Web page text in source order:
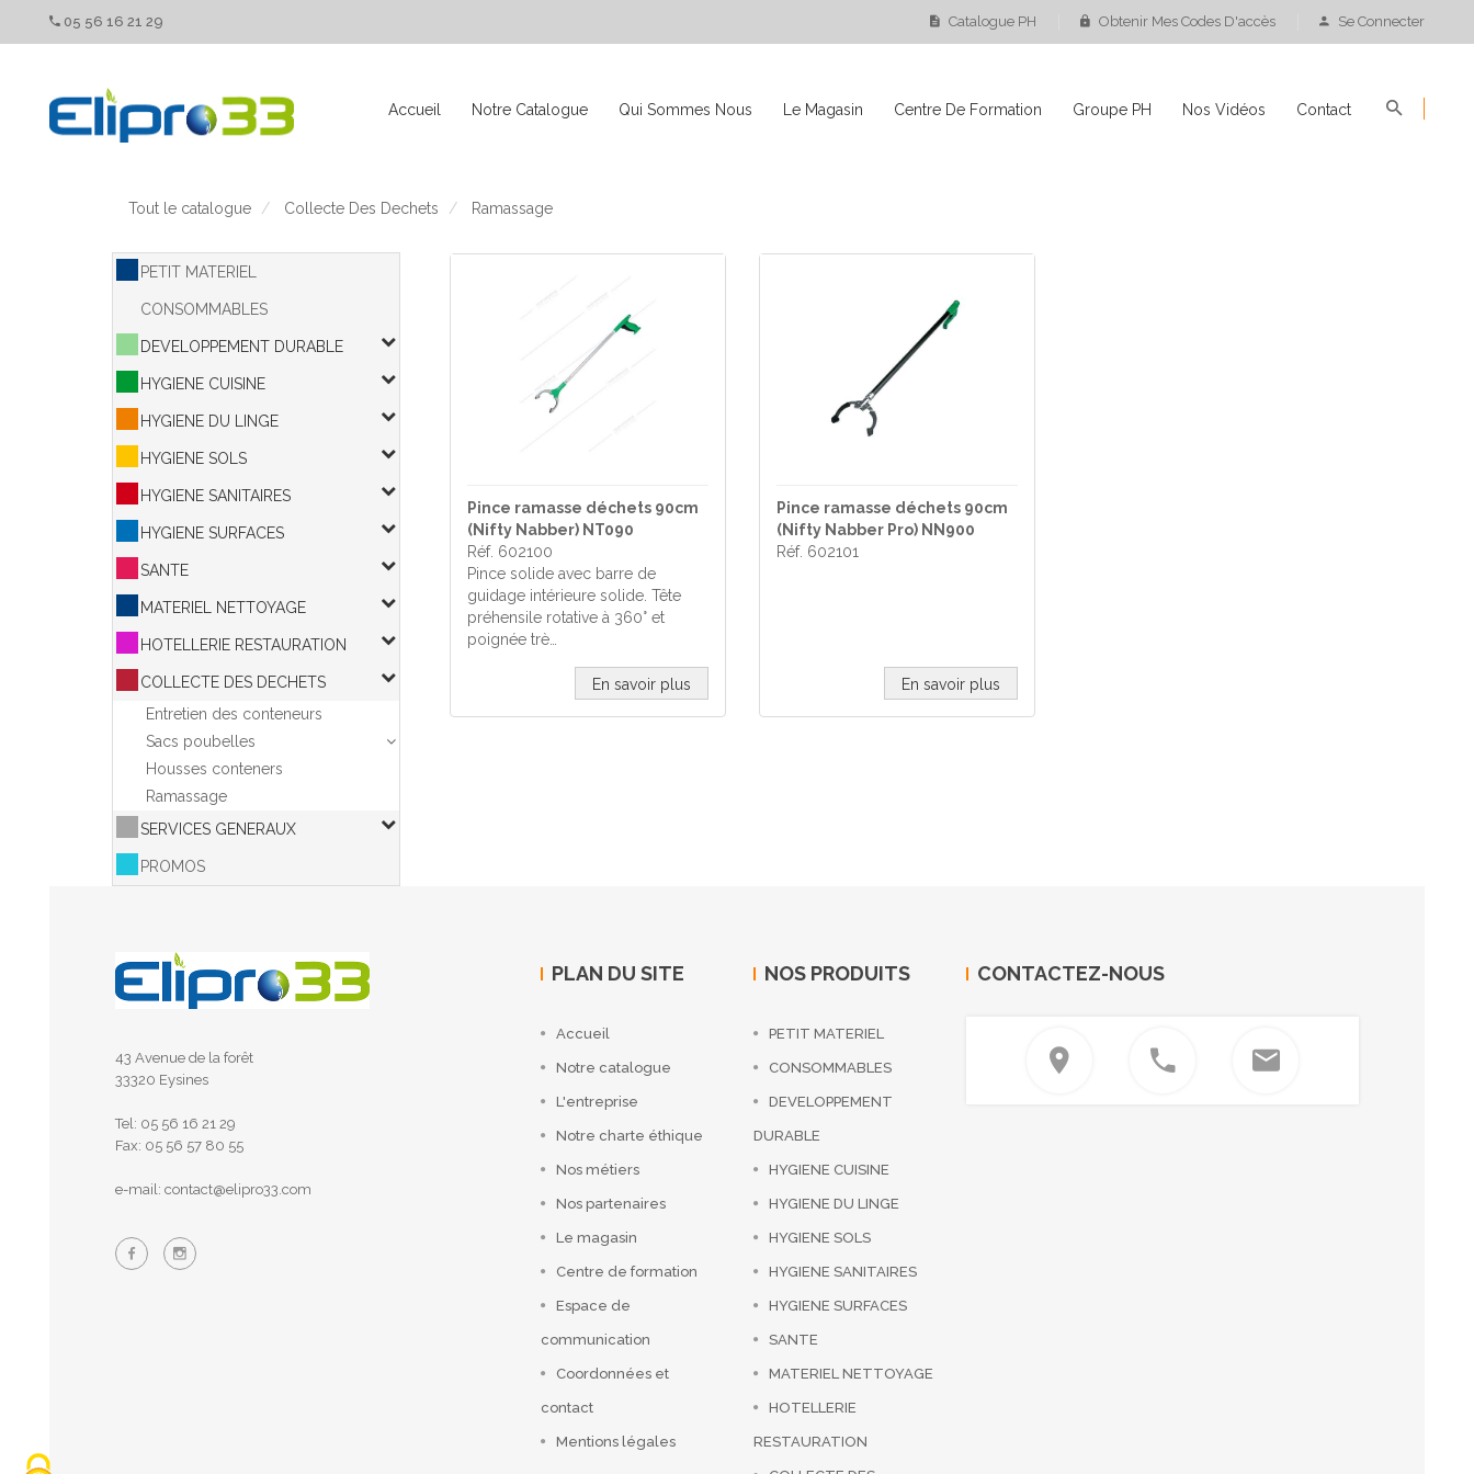
05 56 16 21 29 Catalogue PH Obtenir Mes Codes D'accès Se Connecter
Accueil Notre Catalogue Qui Sommes Nous Le Magasin Centre De Formation Groupe PH Nos Vidéos Contact
Tout le catalogue Collecte Des Dechets Ramassage
PETIT MATERIEL
CONSOMMABLES
DEVELOPPEMENT DURABLE
HYGIENE CUISINE
HYGIENE DU LINGE
HYGIENE SOLS
HYGIENE SANITAIRES
HYGIENE SURFACES
SANTE
MATERIEL NETTOYAGE
HOTELLERIE RESTAURATION
COLLECTE DES DECHETS
Entretien des conteneurs
Sacs poubelles
Housses conteners
Ramassage
SERVICES GENERAUX
PROMOS
Pince ramasse déchets 90cm
(Nifty Nabber) NT090
Réf. 602100
Pince solide avec barre de
guidage intérieure solide. Tête
préhensile rotative à 360° et
poignée trè…
En savoir plus
Pince ramasse déchets 90cm
(Nifty Nabber Pro) NN900
Réf. 602101
En savoir plus
43 Avenue de la forêt
33320 Eysines
Tel: 05 56 16 21 29
Fax: 05 56 57 80 55
e-mail: contact@elipro33.com
PLAN DU SITE
Accueil
Notre catalogue
L'entreprise
Notre charte éthique
Nos métiers
Nos partenaires
Le magasin
Centre de formation
Espace de
communication
Coordonnées et
contact
Mentions légales
NOS PRODUITS
PETIT MATERIEL
CONSOMMABLES
DEVELOPPEMENT
DURABLE
HYGIENE CUISINE
HYGIENE DU LINGE
HYGIENE SOLS
HYGIENE SANITAIRES
HYGIENE SURFACES
SANTE
MATERIEL NETTOYAGE
HOTELLERIE
RESTAURATION
CONTACTEZ-NOUS
Panneau de gestion des cookies